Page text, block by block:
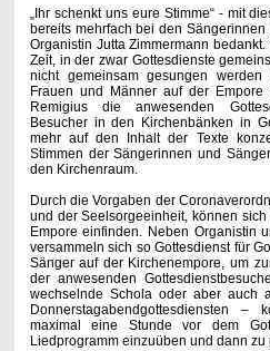
„Ihr schenkt uns eure Stimme“ - mit
bereits mehrfach bei den
Organistin Jutta Zimmermann
Zeit, in der zwar Gottesdienste
nicht gemeinsam gesungen
Frauen und Männer auf der Empore
Remigius die anwesenden
Besucher in den Kirchenbänken in
mehr auf den Inhalt der Texte
Stimmen der Sängerinnen und
den Kirchenraum.
Durch die Vorgaben der
und der Seelsorgeeinheit, können
Empore einfinden. Neben Organistin
versammeln sich so Gottesdienst für
Sänger auf der Kirchenempore, um
der anwesenden
wechselnde Schola oder aber auch
Donnerstagabendgottesdiensten –
maximal eine Stunde vor dem
Liedprogramm einzuüben und dann zu